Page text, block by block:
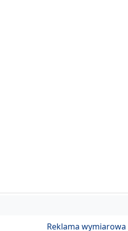
Reklama wymiarowa